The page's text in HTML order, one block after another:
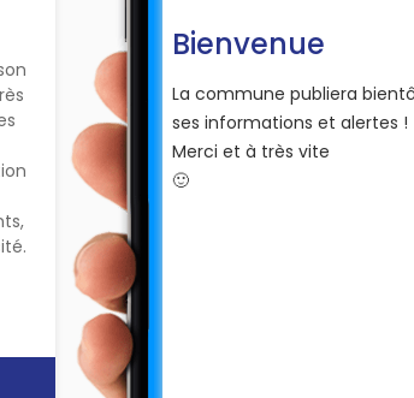
Bienvenue
La commune publiera
ses informations et alertes !
Merci et à très vite
🙂